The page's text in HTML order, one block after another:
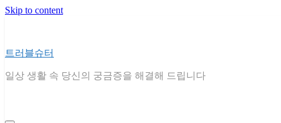
Skip to content
트러블슈터
일상 생활 속 당신의 궁금증을 해결해 드립니다